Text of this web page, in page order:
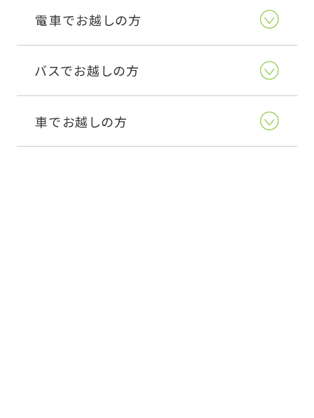
電車でお越しの方
バスでお越しの方
車でお越しの方